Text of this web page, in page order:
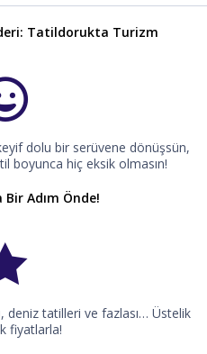
Tatildorukta Turizm
dolu bir serüvene dönüşsün,
boyunca hiç eksik olmasın!
Adım Önde!
deniz tatilleri ve fazlası… Üstelik
fiyatlarla!